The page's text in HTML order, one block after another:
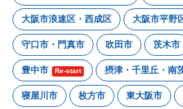
大阪市浪速区・西成区 大阪市平野
守口市・門真市 吹田市 茨木市
豊中市 Re-start 摂津・千里丘・南
寝屋川市 枚方市 東大阪市